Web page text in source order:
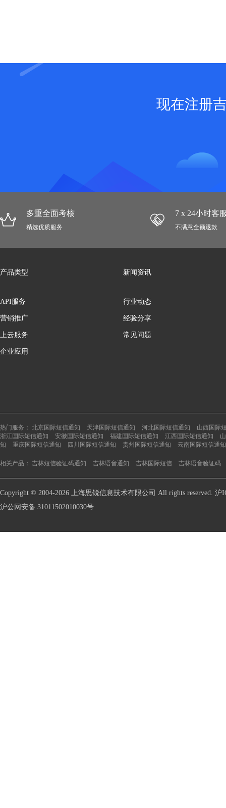
现在注册
多重全面考核
精选优质服务
7 x 24小时客
不满意全额退款
产品类型
API服务
营销推广
上云服务
企业应用
新闻资讯
行业动态
经验分享
常见问题
热门服务： 北京国际短信通知 天津国际短信通知 河北国际短信通知
山西国际
浙江国际短信通知
安徽国际短信通知 福建国际短信通知 江西国际短信通知
知
重庆国际短信通知 四川国际短信通知 贵州国际短信通知 云南国际短信通知
相关产品： 吉林短信验证码通知 吉林语音通知 吉林国际短信 吉林语音验证码
Copyright © 2004-2026 上海思锐信息技术有限公司 All rights reserved. 沪
沪公网安备 31011502010030号